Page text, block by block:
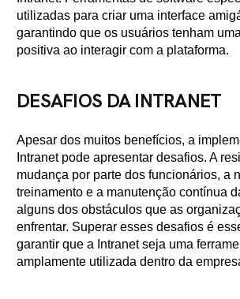
utilizadas para criar uma interface
garantindo que os usuários tenham
positiva ao interagir com a plataforma.
DESAFIOS DA INTRANET
Apesar dos muitos benefícios, a
Intranet pode apresentar desafios. A
mudança por parte dos funcionários, a
treinamento e a manutenção contínua
alguns dos obstáculos que as
enfrentar. Superar esses desafios é
garantir que a Intranet seja uma
amplamente utilizada dentro da